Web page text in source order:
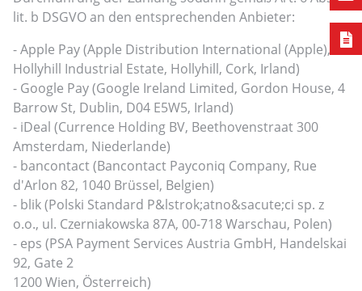
lit. b DSGVO an den entsprechenden Anbieter:
- Apple Pay (Apple Distribution International (Apple),
Hollyhill Industrial Estate, Hollyhill, Cork, Irland)
- Google Pay (Google Ireland Limited, Gordon House, 4
Barrow St, Dublin, D04 E5W5, Irland)
- iDeal (Currence Holding BV, Beethovenstraat 300
Amsterdam, Niederlande)
- bancontact (Bancontact Payconiq Company, Rue
d'Arlon 82, 1040 Brüssel, Belgien)
- blik (Polski Standard P&lstrok;atno&sacute;ci sp. z
o.o., ul. Czerniakowska 87A, 00-718 Warschau, Polen)
- eps (PSA Payment Services Austria GmbH, Handelskai
92, Gate 2
1200 Wien, Österreich)